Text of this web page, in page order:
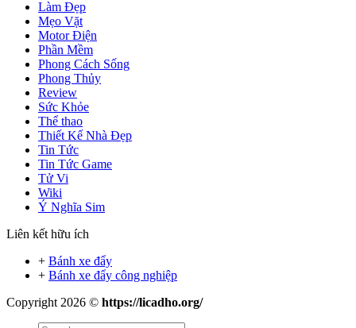
Làm Đẹp
Mẹo Vặt
Motor Điện
Phần Mềm
Phong Cách Sống
Phong Thủy
Review
Sức Khỏe
Thể thao
Thiết Kế Nhà Đẹp
Tin Tức
Tin Tức Game
Tử Vi
Wiki
Ý Nghĩa Sim
Liên kết hữu ích
+ Bánh xe đẩy
+ Bánh xe đẩy công nghiệp
Copyright 2026 © https://licadho.org/